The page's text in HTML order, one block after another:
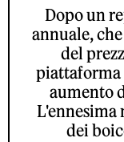
Dopo un
annuale,
del
piattaforma
aumento
L'ennesima
dei